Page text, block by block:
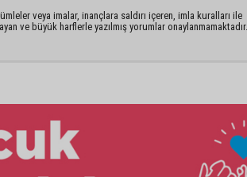
veya imalar, inançlara saldırı içeren, imla kuralları ile
ve büyük harflerle yazılmış yorumlar onaylanmamaktadır.